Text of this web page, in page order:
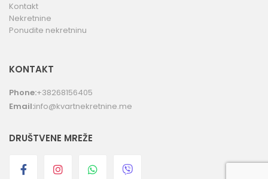
Kontakt
Nekretnine
Ponudite nekretninu
KONTAKT
Phone:+38268156405
Email:info@kvartnekretnine.me
DRUŠTVENE MREŽE